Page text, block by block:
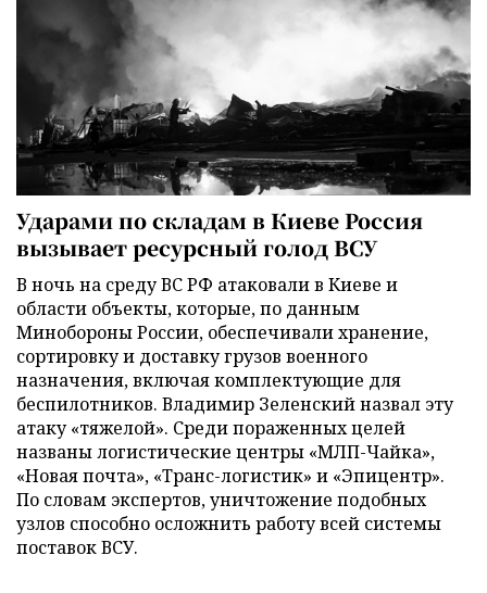
Ударами по складам в Киеве Россия
вызывает ресурсный голод ВСУ
В ночь на среду ВС РФ атаковали в Киеве и
области объекты, которые, по данным
Минобороны России, обеспечивали хранение,
сортировку и доставку грузов военного
назначения, включая комплектующие для
беспилотников. Владимир Зеленский назвал эту
атаку «тяжелой». Среди пораженных целей
названы логистические центры «МЛП-Чайка»,
«Новая почта», «Транс-логистик» и «Эпицентр».
По словам экспертов, уничтожение подобных
узлов способно осложнить работу всей системы
поставок ВСУ.